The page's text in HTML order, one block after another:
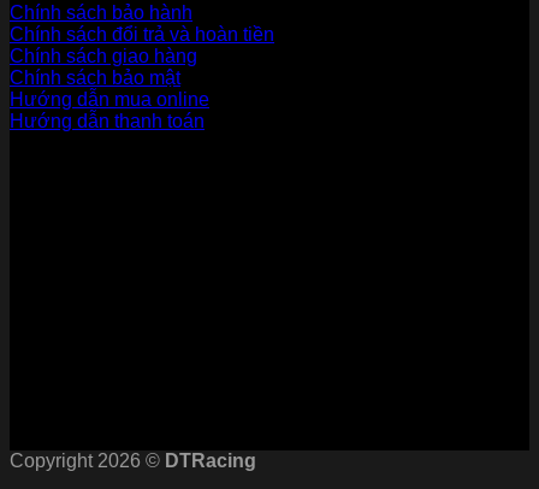
Chính sách bảo hành
Chính sách đổi trả và hoàn tiền
Chính sách giao hàng
Chính sách bảo mật
Hướng dẫn mua online
Hướng dẫn thanh toán
Copyright 2026 © DTRacing